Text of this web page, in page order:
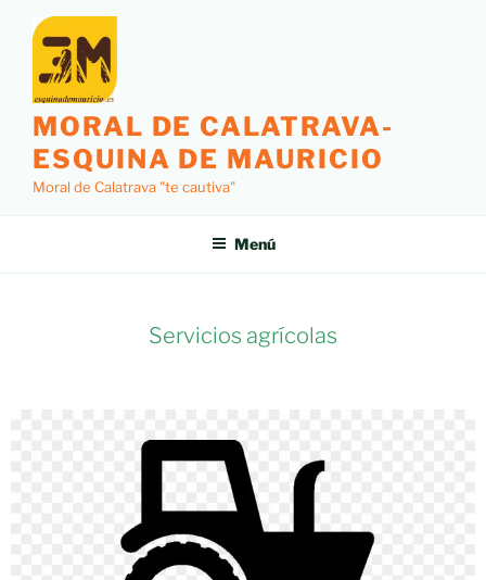
MORAL DE CALATRAVA-
ESQUINA DE MAURICIO
Moral de Calatrava "te cautiva"
Menú
Servicios agrícolas